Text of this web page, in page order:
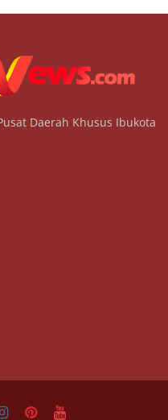
Daerah Khusus Ibukota